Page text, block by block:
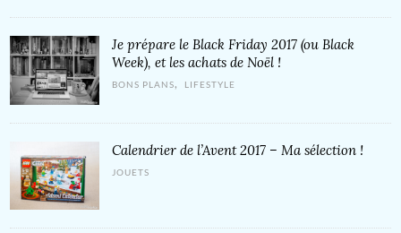
Je prépare le Black Friday 2017 (ou Black
Week), et les achats de Noël !
BONS PLANS, LIFESTYLE
Calendrier de l’Avent 2017 – Ma sélection !
JOUETS